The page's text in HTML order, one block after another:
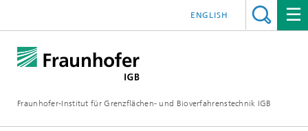
Fraunhofer-Institut für Grenzflächen- und Bioverfahrenstechnik IGB
ENGLISH